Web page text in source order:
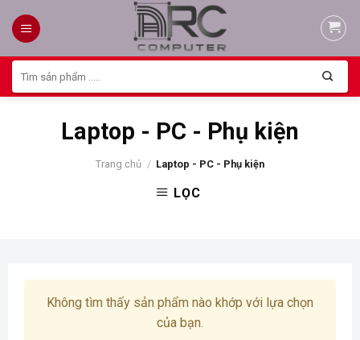
kiếm:
Laptop - PC - Phụ kiện
Trang chủ / Laptop - PC - Phụ kiện
LỌC
Không tìm thấy sản phẩm nào khớp với lựa chọn
của bạn.